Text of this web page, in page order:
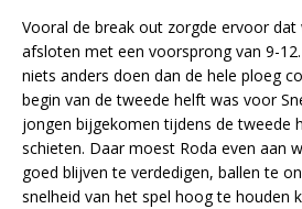
Vooral de break out zorgde ervoor
afsloten met een voorsprong van 9-
niets anders doen dan de hele ploeg
begin van de tweede helft was voor
jongen bijgekomen tijdens de tweede
schieten. Daar moest Roda even aan
goed blijven te verdedigen, ballen te
snelheid van het spel hoog te houden